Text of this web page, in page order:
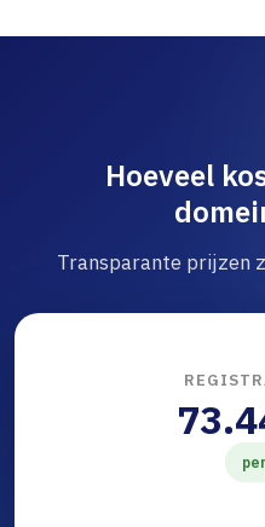
Hoeveel
Transparante prijzen